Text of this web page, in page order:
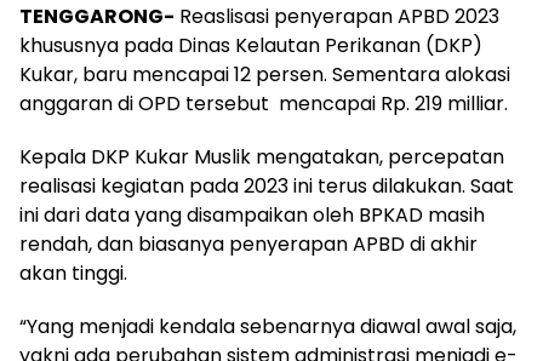
TENGGARONG- Reaslisasi penyerapan APBD 2023
khususnya pada Dinas Kelautan Perikanan (DKP)
Kukar, baru mencapai 12 persen. Sementara alokasi
anggaran di OPD tersebut mencapai Rp. 219 milliar.
Kepala DKP Kukar Muslik mengatakan, percepatan
realisasi kegiatan pada 2023 ini terus dilakukan. Saat
ini dari data yang disampaikan oleh BPKAD masih
rendah, dan biasanya penyerapan APBD di akhir
akan tinggi.
“Yang menjadi kendala sebenarnya diawal awal saja,
yakni ada perubahan sistem administrasi menjadi e-